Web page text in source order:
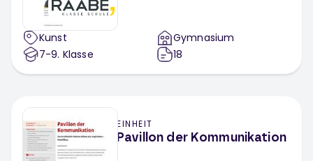
Kunst
7-9. Klasse
Gymnasium
18
EINHEIT
Pavillon der Kommunikation